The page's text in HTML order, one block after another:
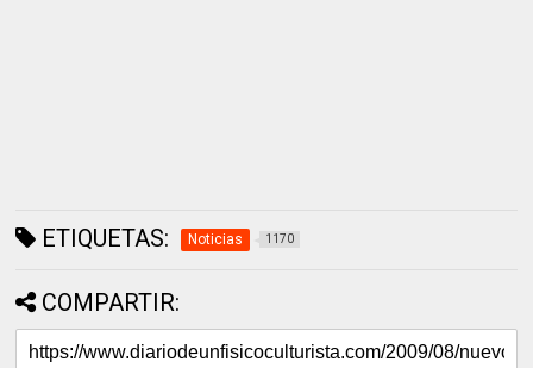
ETIQUETAS: Noticias 1170
COMPARTIR: